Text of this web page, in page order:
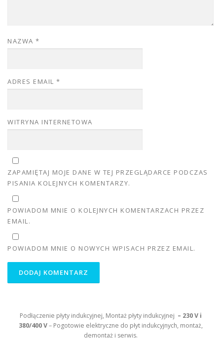
NAZWA *
ADRES EMAIL *
WITRYNA INTERNETOWA
ZAPAMIĘTAJ MOJE DANE W TEJ PRZEGLĄDARCE PODCZAS
PISANIA KOLEJNYCH KOMENTARZY.
POWIADOM MNIE O KOLEJNYCH KOMENTARZACH PRZEZ
EMAIL.
POWIADOM MNIE O NOWYCH WPISACH PRZEZ EMAIL.
Podłączenie płyty indukcyjnej, Montaż płyty indukcyjnej – 230 V i
380/400 V– Pogotowie elektryczne do płyt indukcyjnych, montaż,
demontaż i serwis.